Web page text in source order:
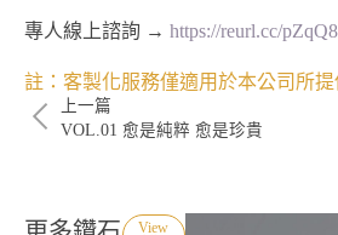
專人線上諮詢 → https://reurl.cc/
註：客製化服務僅適用於本公司所提
上一篇
VOL.01 愈是純粹 愈是珍貴
View